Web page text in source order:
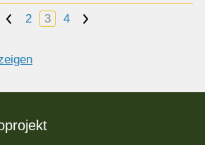
< 2 3 4 >